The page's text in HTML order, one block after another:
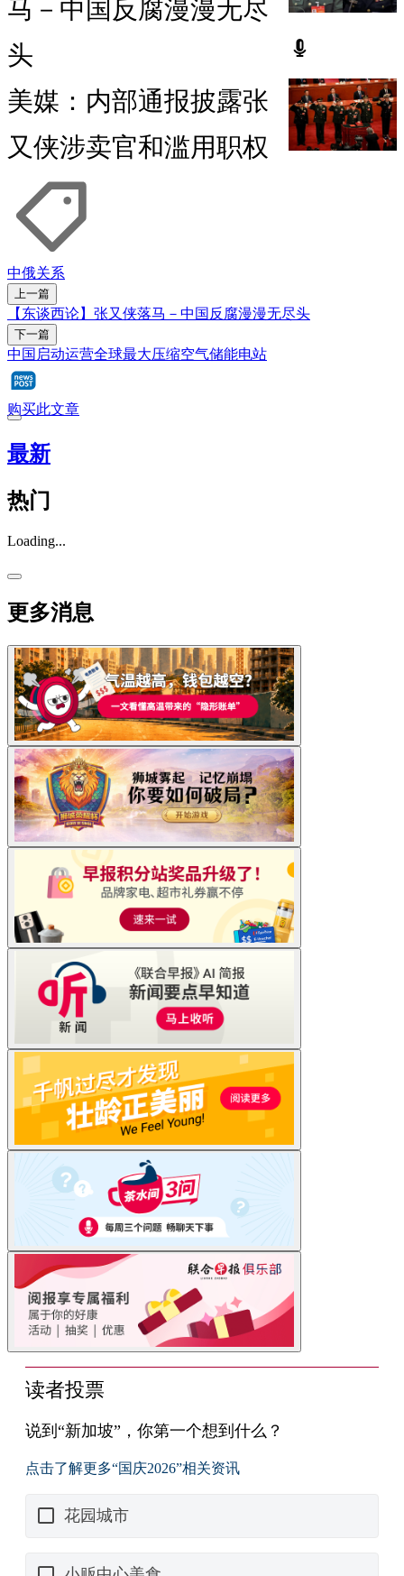
马－中国反腐漫漫无尽
头
美媒：内部通报披露张
又侠涉卖官和滥用职权
中俄关系
上一篇
【东谈西论】张又侠落马－中国反腐漫漫无尽头
下一篇
中国启动运营全球最大压缩空气储能电站
购买此文章
最新
热门
Loading...
更多消息